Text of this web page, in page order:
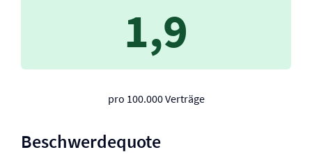
1,9
pro 100.000 Verträge
Beschwerdequote